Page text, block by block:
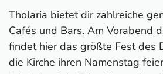
Tholaria bietet dir zahlreiche
Cafés und Bars. Am Vorabend
findet hier das größte Fest des
die Kirche ihren Namenstag